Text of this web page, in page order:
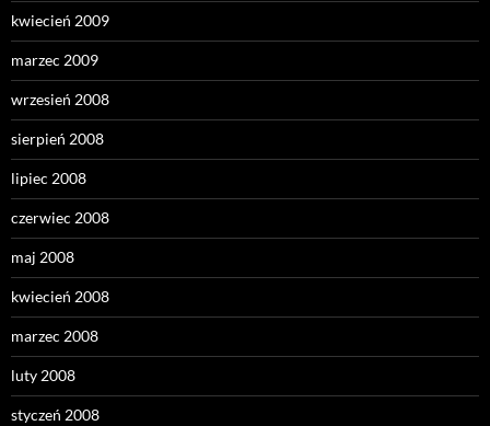
kwiecień 2009
marzec 2009
wrzesień 2008
sierpień 2008
lipiec 2008
czerwiec 2008
maj 2008
kwiecień 2008
marzec 2008
luty 2008
styczeń 2008